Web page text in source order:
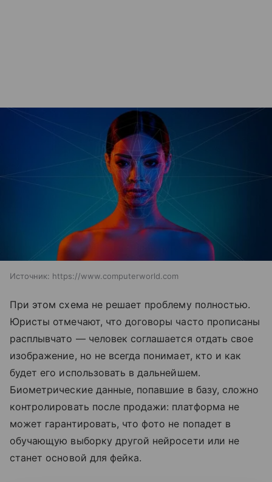
Источник: https://www.computerworld.com
При этом схема не решает проблему полностью.
Юристы отмечают, что договоры часто прописаны
расплывчато — человек соглашается отдать свое
изображение, но не всегда понимает, кто и как
будет его использовать в дальнейшем.
Биометрические данные, попавшие в базу, сложно
контролировать после продажи: платформа не
может гарантировать, что фото не попадет в
обучающую выборку другой нейросети или не
станет основой для фейка.